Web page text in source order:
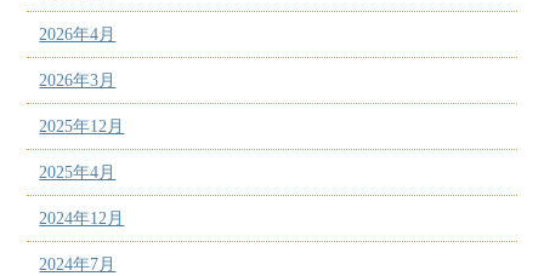
2026年4月
2026年3月
2025年12月
2025年4月
2024年12月
2024年7月